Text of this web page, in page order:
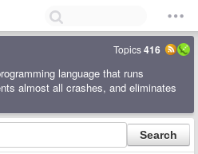
Topics416
language that runs
almost all crashes, and eliminates